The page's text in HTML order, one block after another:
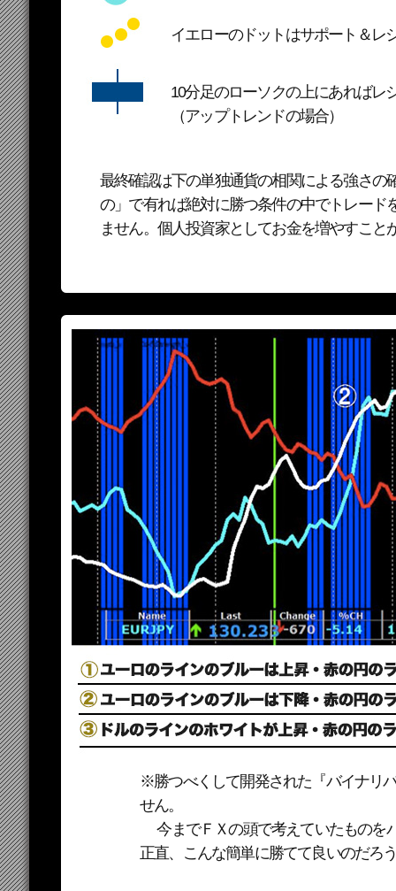
イエローのドットはサポート＆レ
10分足のローソクの上にあればレ
（アップトレンドの場合）
最終確認は下の単独通貨の相関による強さの
の」で有れば絶対に勝つ条件の中でトレード
ません。個人投資家としてお金を増やすこと
※勝つべくして開発された『バイナリ
せん。
今までＦＸの頭で考えていたものを
正直、こんな簡単に勝てて良いのだろ